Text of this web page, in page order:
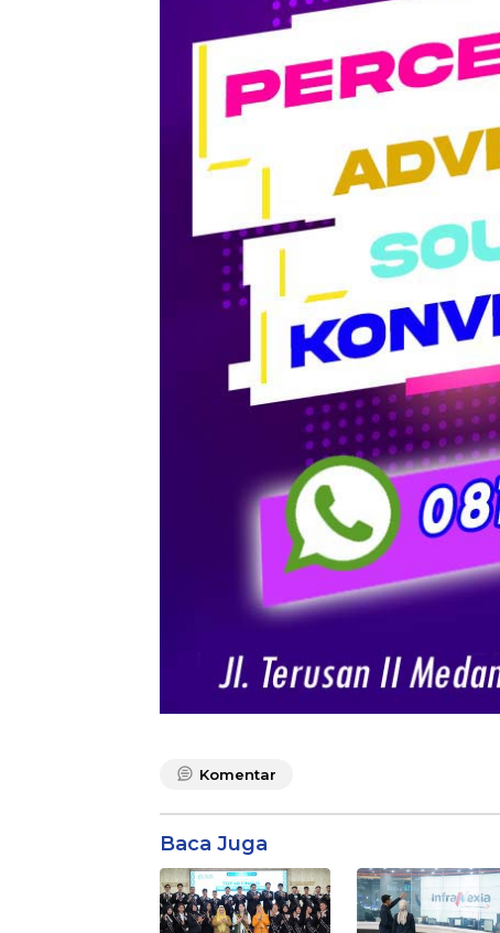
Komentar
Baca Juga